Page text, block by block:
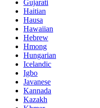
Gujarati
Haitian
Hausa
Hawaiian
Hebrew
Hmong
Hungarian
Icelandic
Igbo
Javanese
Kannada
Kazakh